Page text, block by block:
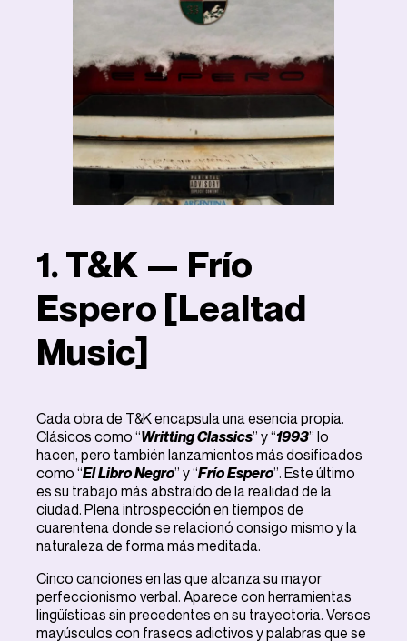
1. T&K — Frío
Espero [Lealtad
Music]
Cada obra de T&K encapsula una esencia propia.
Clásicos como “Writting Classics” y “1993” lo
hacen, pero también lanzamientos más dosificados
como “El Libro Negro” y “Frío Espero”. Este último
es su trabajo más abstraído de la realidad de la
ciudad. Plena introspección en tiempos de
cuarentena donde se relacionó consigo mismo y la
naturaleza de forma más meditada.
Cinco canciones en las que alcanza su mayor
perfeccionismo verbal. Aparece con herramientas
lingüísticas sin precedentes en su trayectoria. Versos
mayúsculos con fraseos adictivos y palabras que se